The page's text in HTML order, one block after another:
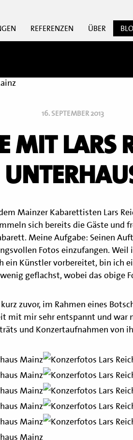
REFERENZEN ÜBER
16. SEPTEMBER 2013
MIT LARS
Mainzer Kabarettisten Lars
sich bereits die Gäste und
Meine Aufgabe: Seinen
Fotos einzufangen. Weil
ein Künstler vorbereitet, bin ich
geflachst, wobei das obige
zuvor, im Rahmen eines
mit mir sehr entspannt und war
und Konzertaufnahmen von